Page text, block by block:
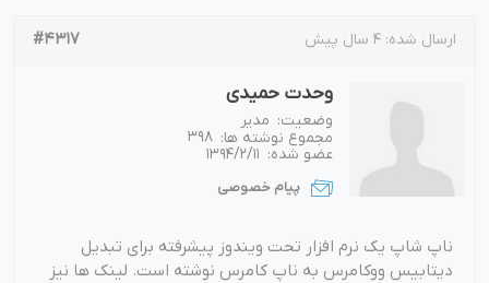
ارسال شده: 4 سال پیش #4317
وحدت حمیدی
وضعیت: مدیر
مجموع نوشته ها: 398
عضو شده: 1394/2/11
پیام خصوصی
ناپ شاپ یک نرم افزار تحت ویندوز پیشرفته برای تبدیل
دیتابیس ووکامرس به ناپ کامرس نوشته است. لینک ها نیز